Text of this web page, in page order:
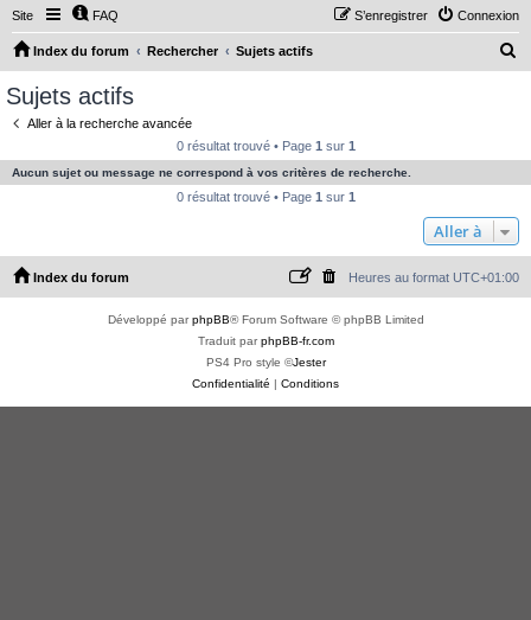
Site FAQ Connexion
S’enregistrer
Index du forum Rechercher Sujets actifs
e
c
e
Sujets actifs
Aller à la recherche avancée
0 résultat trouvé • Page 1 sur 1
Aucun sujet ou message ne correspond à vos critères de recherche.
0 résultat trouvé • Page 1 sur 1
Aller à
Index du forum Heures au format UTC+01:00
Développé parphpBB® Forum Software © phpBB Limited
Traduit parphpBB-fr.com
PS4 Pro style ©Jester
Confidentialité | Conditions